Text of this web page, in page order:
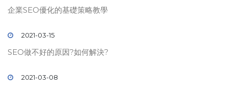
企業SEO優化的基礎策略教學
2021-03-15
SEO做不好的原因?如何解決?
2021-03-08